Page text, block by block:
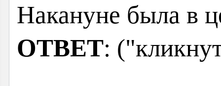
Накануне была в
ОТВЕТ: